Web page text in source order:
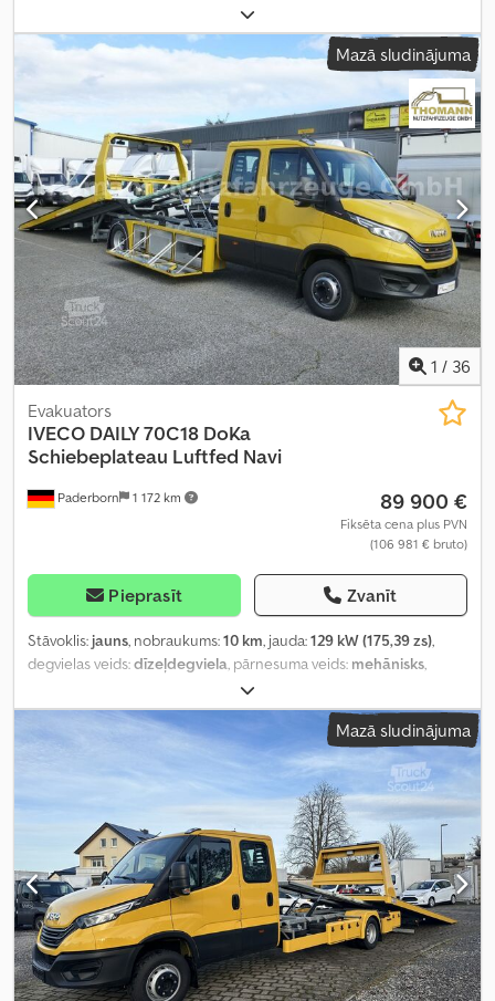
mehānisks
sēdvietu skaits:3, krautuves garums:6 100 mm, iekraušanas vietas
platums:2 300 mm , Aprīkojums:ABS, centrālā atslēga,
elektroniskā stabilitātes programma (ESP), gaisa
kondicionēšana, kvēpu filtrs, stāvvietas sildītājs,
Mazā sludinājuma
1 / 36
Paderborn 1 172 km
Evakuators
IVECO DAILY 70C18 DoKa
Schiebeplateau Luftfed Navi
89 900 €
Fiksēta cena plus PVN
(106 981 € bruto)
Pieprasīt Zvanīt
Stāvoklis: jauns, nobraukums:10 km, jauda:129 kW (175,39 zs),
degvielas veids:dīzeļdegviela , pārnesuma veids: mehānisks
, krautuves garums:
vietas platums:2 220 mm, emisijas klase:Euro 6, krāsa:dzeltens,
, Aprīkojums:
ABS, centrālā atslēga, elektroniskā
stabilitātes programma (ESP), gaisa kondicionēšana, kvēpu
filtrs, navigācijas sistēma
Mazā sludinājuma